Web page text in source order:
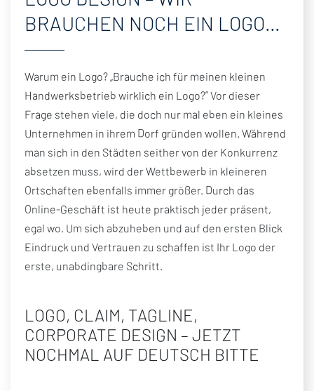
KUNDENSTIMMEN
NACHHALTIGKEIT
FÖRDERPROGRAMME
FRANCHISE-PARTNER WERDEN
BRAUCHEN NOCH EIN LOGO…
Warum ein Logo? „Brauche ich für meinen kleinen
Handwerksbetrieb wirklich ein Logo?“ Vor dieser
Frage stehen viele, die doch nur mal eben ein kleines
Unternehmen in ihrem Dorf gründen wollen. Während
man sich in den Städten seither von der Konkurrenz
absetzen muss, wird der Wettbewerb in kleineren
Ortschaften ebenfalls immer größer. Durch das
Online-Geschäft ist heute praktisch jeder präsent,
egal wo. Um sich abzuheben und auf den ersten Blick
Eindruck und Vertrauen zu schaffen ist Ihr Logo der
erste, unabdingbare Schritt.
LOGO, CLAIM, TAGLINE,
CORPORATE DESIGN – JETZT
NOCHMAL AUF DEUTSCH BITTE